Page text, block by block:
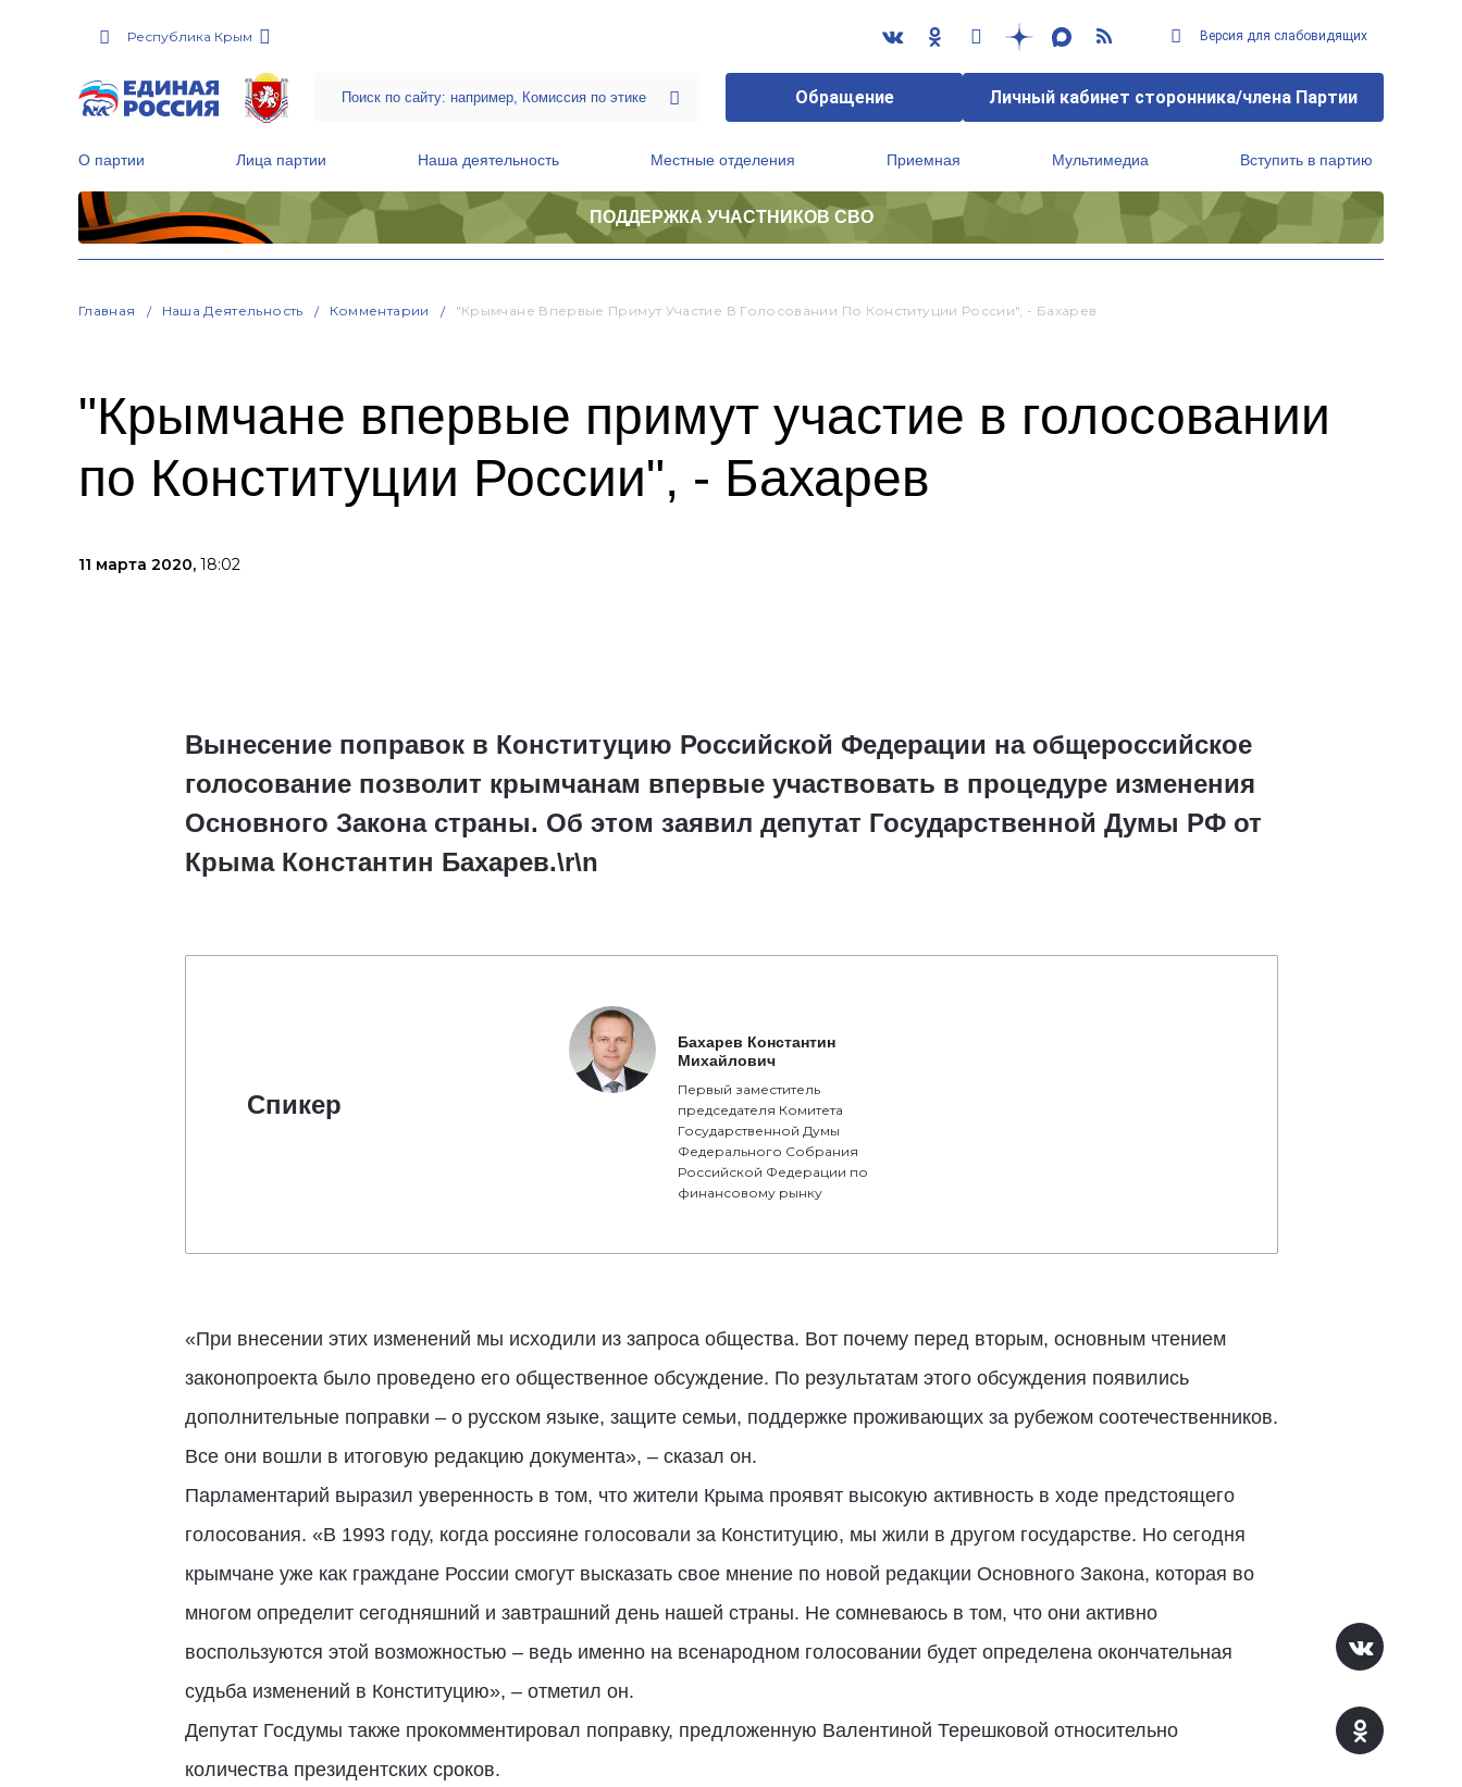
Республика Крым Версия для слабовидящих
Обращение Личный кабинет сторонника/члена Партии
О партии Лица партии Наша деятельность Местные отделения Приемная Мультимедиа Вступить в партию
ПОДДЕРЖКА УЧАСТНИКОВ СВО
Главная Наша Деятельность Комментарии "Крымчане Впервые Примут Участие В Голосовании По Конституции России", - Бахарев
"Крымчане впервые примут участие в голосовании
по Конституции России", - Бахарев
11 марта 2020, 18:02
Вынесение поправок в Конституцию Российской Федерации на общероссийское
голосование позволит крымчанам впервые участвовать в процедуре изменения
Основного Закона страны. Об этом заявил депутат Государственной Думы РФ от
Крыма Константин Бахарев.\r\n
Спикер
Бахарев Константин
Михайлович
Первый заместитель
председателя Комитета
Государственной Думы
Федерального Собрания
Российской Федерации по
финансовому рынку
«При внесении этих изменений мы исходили из запроса общества. Вот почему перед вторым, основным чтением
законопроекта было проведено его общественное обсуждение. По результатам этого обсуждения появились
дополнительные поправки – о русском языке, защите семьи, поддержке проживающих за рубежом соотечественников.
Все они вошли в итоговую редакцию документа», – сказал он.
Парламентарий выразил уверенность в том, что жители Крыма проявят высокую активность в ходе предстоящего
голосования. «В 1993 году, когда россияне голосовали за Конституцию, мы жили в другом государстве. Но сегодня
крымчане уже как граждане России смогут высказать свое мнение по новой редакции Основного Закона, которая во
многом определит сегодняшний и завтрашний день нашей страны. Не сомневаюсь в том, что они активно
воспользуются этой возможностью – ведь именно на всенародном голосовании будет определена окончательная
судьба изменений в Конституцию», – отметил он.
Депутат Госдумы также прокомментировал поправку, предложенную Валентиной Терешковой относительно
количества президентских сроков.